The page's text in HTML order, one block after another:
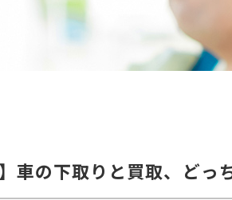
】車の下取りと買取、ど